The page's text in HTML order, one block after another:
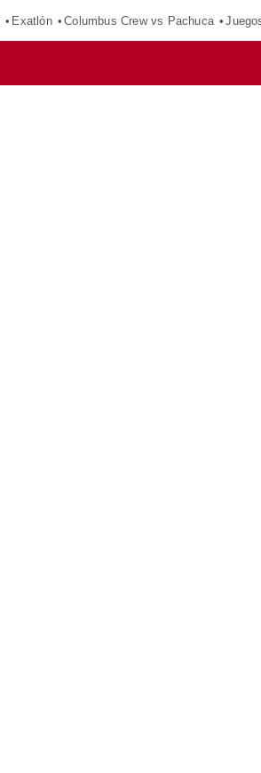
Exatlón Columbus Crew vs Pachuca